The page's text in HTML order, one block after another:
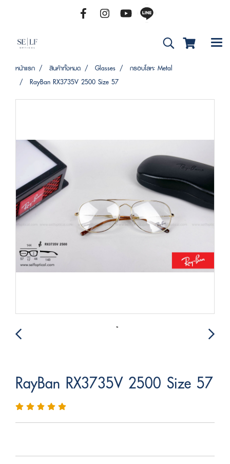
หน้าแรก สินค้าทั้งหมด Glasses
กรอบโลหะ Metal
RayBan RX3735V 2500 Size 57
RayBan RX3735V 2500 Size 57